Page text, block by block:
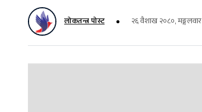
लोकतन्त्र पोस्ट २६ वैशाख २०८०, मङ्गलवार